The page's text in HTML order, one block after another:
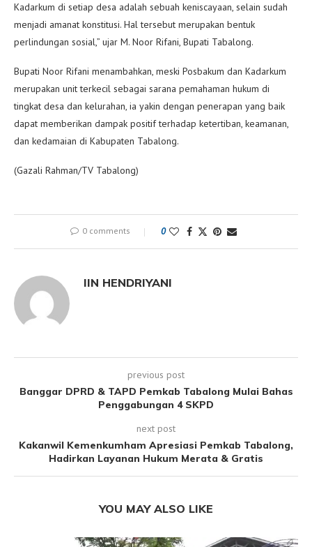
Kadarkum di setiap desa adalah sebuah keniscayaan, selain sudah
menjadi amanat konstitusi. Hal tersebut merupakan bentuk
perlindungan sosial,” ujar M. Noor Rifani, Bupati Tabalong.
Bupati Noor Rifani menambahkan, meski Posbakum dan Kadarkum
merupakan unit terkecil sebagai sarana pemahaman hukum di
tingkat desa dan kelurahan, ia yakin dengan penerapan yang baik
dapat memberikan dampak positif terhadap ketertiban, keamanan,
dan kedamaian di Kabupaten Tabalong.
(Gazali Rahman/TV Tabalong)
0 comments 0
IIN HENDRIYANI
previous post
Banggar DPRD & TAPD Pemkab Tabalong Mulai Bahas
Penggabungan 4 SKPD
next post
Kakanwil Kemenkumham Apresiasi Pemkab Tabalong,
Hadirkan Layanan Hukum Merata & Gratis
YOU MAY ALSO LIKE